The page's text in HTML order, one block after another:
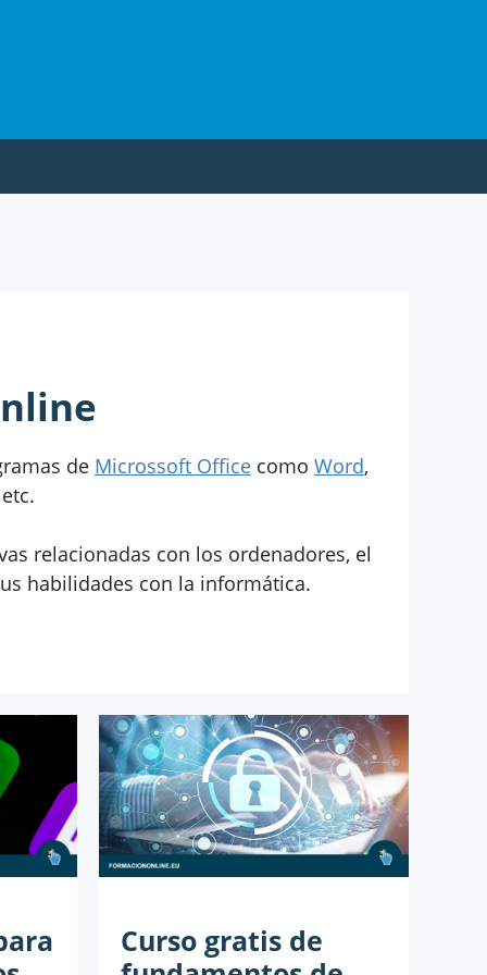
de Microssoft Office como Word,
relacionadas con los ordenadores, el
habilidades con la informática.
Curso gratis de